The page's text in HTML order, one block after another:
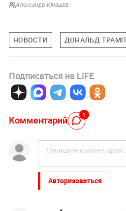
Александр Юнашев
НОВОСТИ ДОНАЛЬД ТРАМП
Подписаться на LIFE
Комментарий 1
Авторизоваться